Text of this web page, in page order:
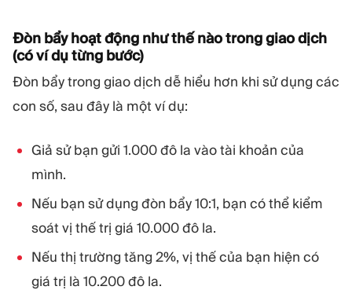
Đòn bẩy hoạt động như thế nào trong giao dịch
(có ví dụ từng bước)
Đòn bẩy trong giao dịch dễ hiểu hơn khi sử dụng các
con số, sau đây là một ví dụ:
Giả sử bạn gửi 1.000 đô la vào tài khoản của
mình.
Nếu bạn sử dụng đòn bẩy 10:1, bạn có thể kiểm
soát vị thế trị giá 10.000 đô la.
Nếu thị trường tăng 2%, vị thế của bạn hiện có
giá trị là 10.200 đô la.